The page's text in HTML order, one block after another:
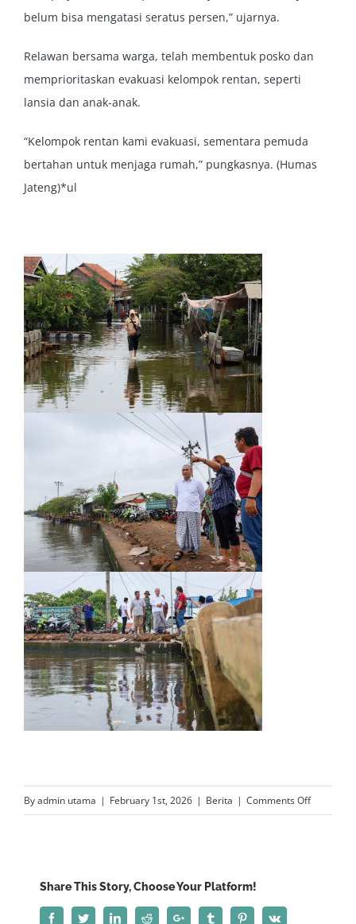
belum bisa mengatasi seratus persen,” ujarnya.
Relawan bersama warga, telah membentuk posko dan
memprioritaskan evakuasi kelompok rentan, seperti
lansia dan anak-anak.
“Kelompok rentan kami evakuasi, sementara pemuda
bertahan untuk menjaga rumah,” pungkasnya. (Humas
Jateng)*ul
Byadmin utama | February 1st, 2026 | Berita | Comments Offon
Respons
Share This Story, Choose Your Platform!
FacebookTwitterLinkedInReddit Google+ Tumblr PinterestVk